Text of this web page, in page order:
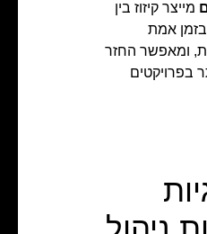
מייצר קיזוז בין
בזמן אמת
ומאפשר החזר
בפרויקטים